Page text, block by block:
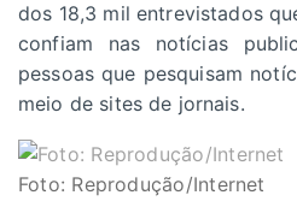
dos 18,3 mil entrevistados
confiam nas notícias
pessoas que pesquisam
meio de sites de jornais.
Foto: Reprodução/Internet